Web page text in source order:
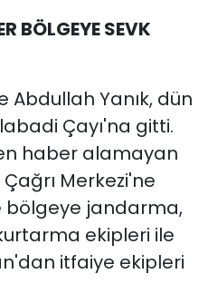
BÖLGEYE SEVK
Abdullah Yanık, dün
Çayı'na gitti.
haber alamayan
Merkezi'ne
bölgeye jandarma,
ekipleri ile
itfaiye ekipleri